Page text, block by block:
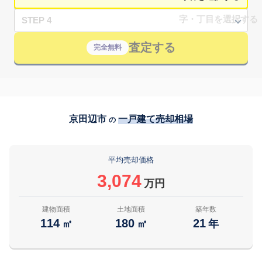
STEP 4
完全無料 査定する
京田辺市 の 一戸建て売却相場
平均売却価格
3,074 万円
建物面積
114 ㎡
土地面積
180 ㎡
築年数
21 年